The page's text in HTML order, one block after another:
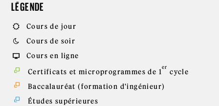
LÉGENDE
Cours de jour
Cours de soir
Cours en ligne
Certificats et microprogrammes de 1
er
cycle
Baccalauréat (formation d'ingénieur)
Études supérieures